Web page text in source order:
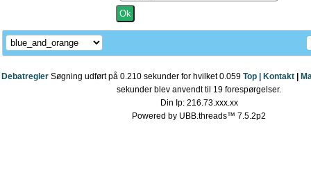
Debatregler Top | Kontakt
Søgning udført på 0.210 sekunder for hvilket 0.059
sekunder blev anvendt til 19 forespørgelser.
Din Ip: 216.73.xxx.xx
Powered by UBB.threads™ 7.5.2p2